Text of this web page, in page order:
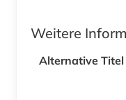
Weitere
Alternative Titel